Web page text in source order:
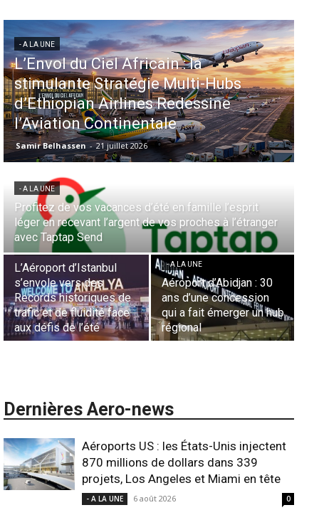
- A LA UNE
Aéroports US : les États-Unis
injectent 870 millions de dollars
dans 339 projets, Los Angeles et
Miami en tête
Samir Belhassen - 6 août 2026
- A LA UNE
Aérien & Stratégie : Comment Royal Air Maroc fait de
la diaspora européenne le moteur de son hub de
Casablanca
- A LA UNE
Sécurité des frontières
aériennes en Afrique :
L’appel urgent à
l’harmonisation globale
- A LA UNE
Nominations : Sadri
Essid à la tête de la
Représentation d’Air
France en Tunisie et
Lionel Rault aux
commandes de la région
ANSCO
Dernières Aero-news
Aéroports US : les États-Unis injectent
870 millions de dollars dans 339
projets, Los Angeles et Miami en tête
- A LA UNE 6 août 2026 0